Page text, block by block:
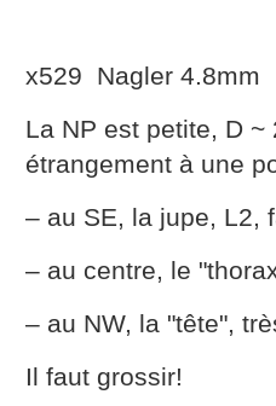
x529 Nagler 4.8mm
La NP est petite, D ~
étrangement à une
– au SE, la jupe, L2,
– au centre, le
– au NW, la "tête",
Il faut grossir!